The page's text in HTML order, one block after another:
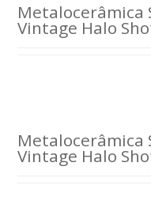
Metalocerâmica
Vintage Halo
Metalocerâmica
Vintage Halo